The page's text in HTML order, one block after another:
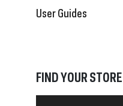
User Guides
FIND YOUR STORE